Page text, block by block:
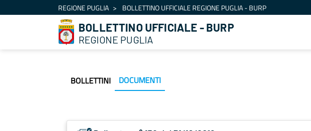
Skip to ContentREGIONE PUGLIA BOLLETTINO UFFICIALE REGIONE PUGLIA - BURP
BOLLETTINO UFFICIALE - BURP
REGIONE PUGLIA
BOLLETTINI DOCUMENTI